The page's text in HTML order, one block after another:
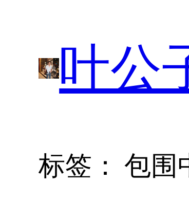
叶公
标签：包围